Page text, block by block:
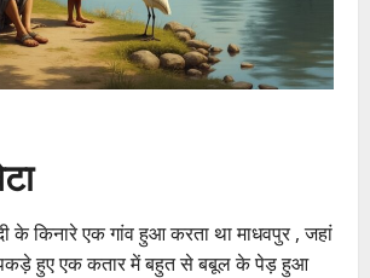
के किनारे एक गांव हुआ करता था माधवपुर , जहां
पकड़े हुए एक कतार में बहुत से बबूल के पेड़ हुआ